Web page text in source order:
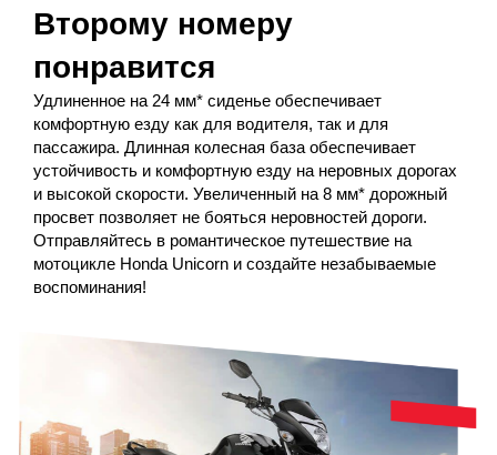
Второму номеру
понравится
Удлиненное на 24 мм* сиденье обеспечивает
комфортную езду как для водителя, так и для
пассажира. Длинная колесная база обеспечивает
устойчивость и комфортную езду на неровных дорогах
и высокой скорости. Увеличенный на 8 мм* дорожный
просвет позволяет не бояться неровностей дороги.
Отправляйтесь в романтическое путешествие на
мотоцикле Honda Unicorn и создайте незабываемые
воспоминания!